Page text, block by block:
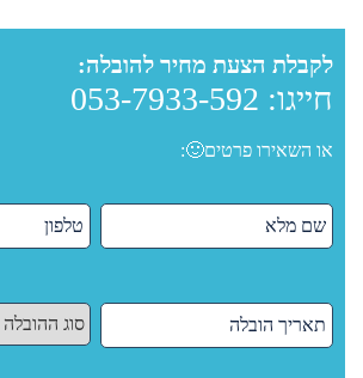
לקבלת הצעת מחיר להובלה:
חייגו: 053-7933-592
או השאירו פרטים🙂: